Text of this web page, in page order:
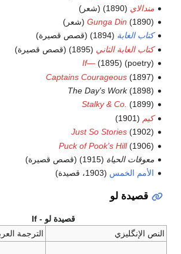
مندالاي (1890) (شعر)
Gunga Din (1890) (شعر)
كتاب الغابة (1894) (قصص قصيرة)
كتاب الغابة الثاني (1895) (قصص قصيرة)
If—(1895) (poetry)
Captains Courageous(1897)
The Day's Work(1898)
Stalky & Co. (1899)
كيم (1901)
Just So Stories(1902)
Puck of Pook's Hill(1906)
معوقات الحياة (1915) (قصص قصيرة)
الأمم الخمس (1903، قصيدة)
قصيدة لو
قصيدة لو - If
النص الإنگليزي
الترجمة